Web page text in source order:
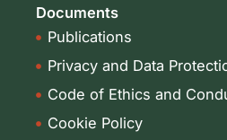
Documents
Publications
Privacy and Data
Code of Ethics and
Cookie Policy